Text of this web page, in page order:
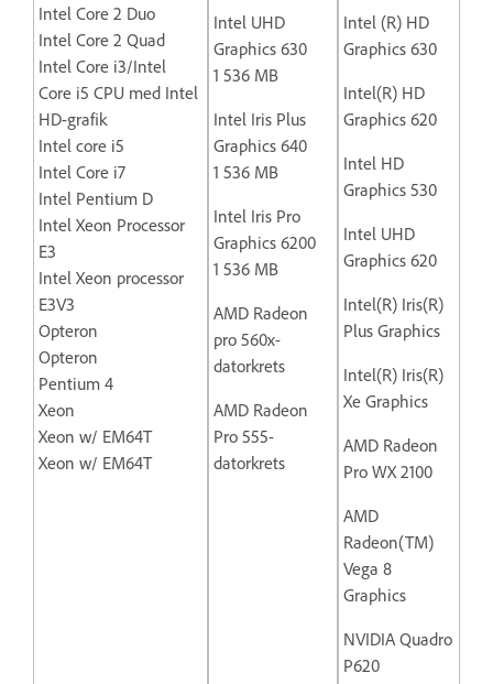
Intel Core 2 Duo
Intel Core 2 Quad
Intel Core i3/Intel
Core i5 CPU med Intel
HD-grafik
Intel core i5
Intel Core i7
Intel Pentium D
Intel Xeon Processor
E3
Intel Xeon processor
E3V3
Opteron
Opteron
Pentium 4
Xeon
Xeon w/ EM64T
Xeon w/ EM64T
Intel UHD
Graphics 630
1 536 MB
Intel Iris Plus
Graphics 640
1 536 MB
Intel Iris Pro
Graphics 6200
1 536 MB
AMD Radeon
pro 560x-
datorkrets
AMD Radeon
Pro 555-
datorkrets
Intel (R) HD
Graphics 630
Intel(R) HD
Graphics 620
Intel HD
Graphics 530
Intel UHD
Graphics 620
Intel(R) Iris(R)
Plus Graphics
Intel(R) Iris(R)
Xe Graphics
AMD Radeon
Pro WX 2100
AMD
Radeon(TM)
Vega 8
Graphics
NVIDIA Quadro
P620